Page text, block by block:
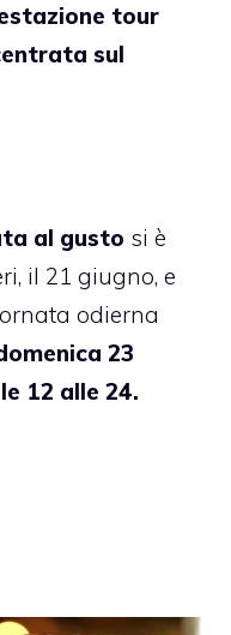
tour
sul
al gusto si è
il 21 giugno, e
odierna
23
12 alle 24.